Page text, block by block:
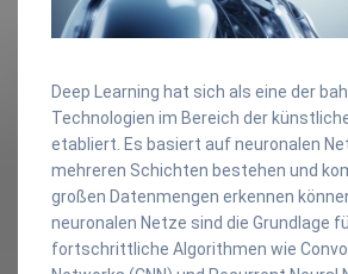
Deep Learning hat sich als eine der
Technologien im Bereich der
etabliert. Es basiert auf neuronalen
mehreren Schichten bestehen und
großen Datenmengen erkennen
neuronalen Netze sind die Grundlage
fortschrittliche Algorithmen wie